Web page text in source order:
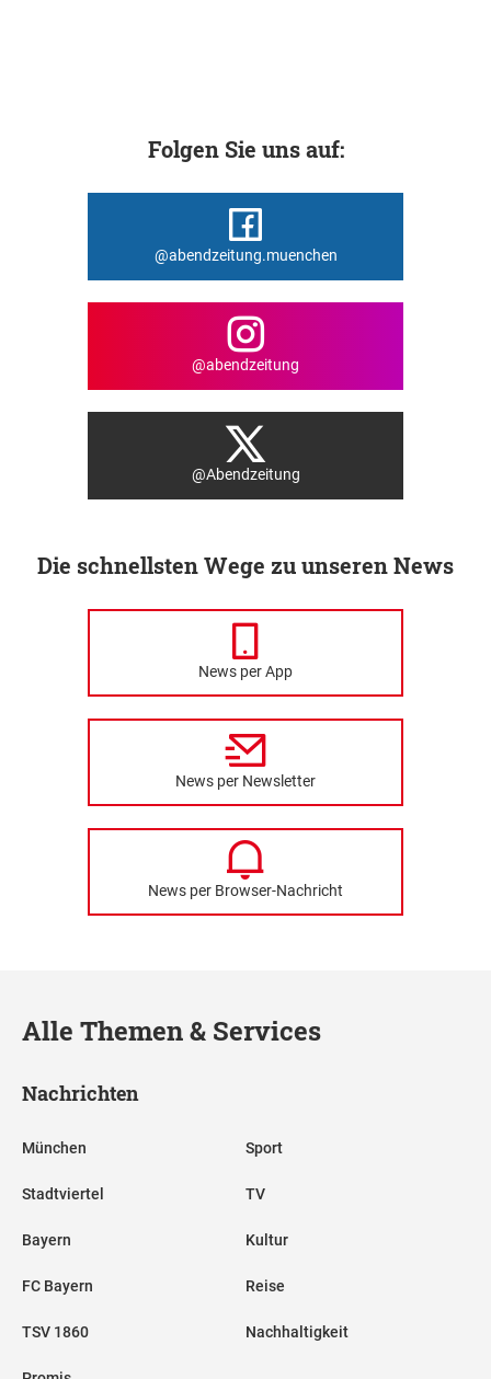
Folgen Sie uns auf:
@abendzeitung.muenchen
@abendzeitung
@Abendzeitung
Die schnellsten Wege zu unseren News
News per App
News per Newsletter
News per Browser-Nachricht
Alle Themen & Services
Nachrichten
München
Stadtviertel
Bayern
FC Bayern
TSV 1860
Sport
TV
Kultur
Reise
Nachhaltigkeit